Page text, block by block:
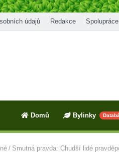
údajů Redakce Spolupráce
Domů Bylinky
/ Smutná pravda: Chudší lidé